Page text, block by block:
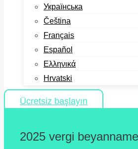
Українська
Čeština
Français
Español
Ελληνικά
Hrvatski
Ücretsiz başlayın
2025 vergi